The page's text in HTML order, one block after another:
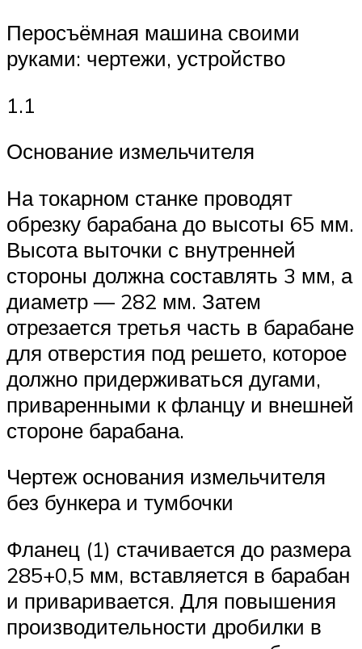
Перосъёмная машина своими
руками: чертежи, устройство
1.1
Основание измельчителя
На токарном станке проводят
обрезку барабана до высоты 65 мм.
Высота выточки с внутренней
стороны должна составлять 3 мм, а
диаметр — 282 мм. Затем
отрезается третья часть в барабане
для отверстия под решето, которое
должно придерживаться дугами,
приваренными к фланцу и внешней
стороне барабана.
Чертеж основания измельчителя
без бункера и тумбочки
Фланец (1) стачивается до размера
285+0,5 мм, вставляется в барабан
и приваривается. Для повышения
производительности дробилки в